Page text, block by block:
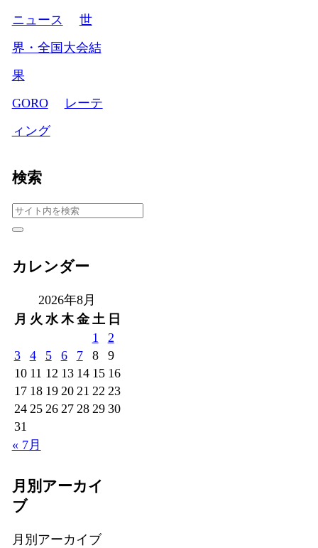
ニュース
世
界・全国大会結
果
GORO
レーテ
ィング
検索
カレンダー
2026年8月
月 火 水 木 金 土 日
1
2
3
4 5 6 7 8
9
10 11 12 13 14 15 16
17 18 19 20 21 22 23
24 25 26 27 28 29 30
31
« 7月
月別アーカイ
ブ
月別アーカイブ